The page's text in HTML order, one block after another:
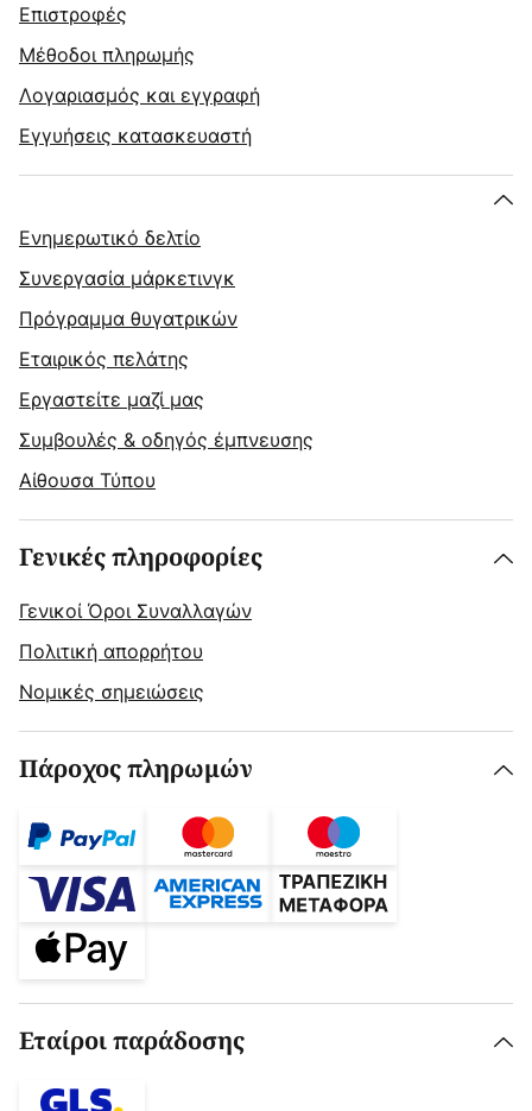
Επιστροφές
Μέθοδοι πληρωμής
Λογαριασμός και εγγραφή
Εγγυήσεις κατασκευαστή
Ενημερωτικό δελτίο
Συνεργασία μάρκετινγκ
Πρόγραμμα θυγατρικών
Εταιρικός πελάτης
Εργαστείτε μαζί μας
Συμβουλές & οδηγός έμπνευσης
Αίθουσα Τύπου
Γενικές πληροφορίες
Γενικοί Όροι Συναλλαγών
Πολιτική απορρήτου
Νομικές σημειώσεις
Πάροχος πληρωμών
Εταίροι παράδοσης